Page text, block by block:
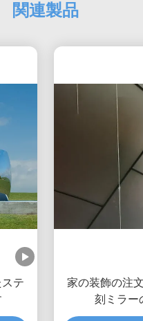
関連製品
テ
家の装飾の注
刻ミラー